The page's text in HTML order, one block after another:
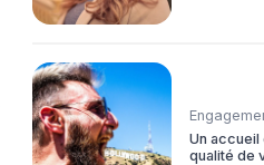
Un accueil
qualité de